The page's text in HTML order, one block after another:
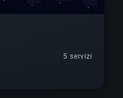
5 servizi